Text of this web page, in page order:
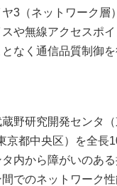
3（ネットワーク層
や無線アクセスポ
なく通信品質制御
野研究開発センタ
京都中央区）を全
内から障がいのあ
でのネットワーク性